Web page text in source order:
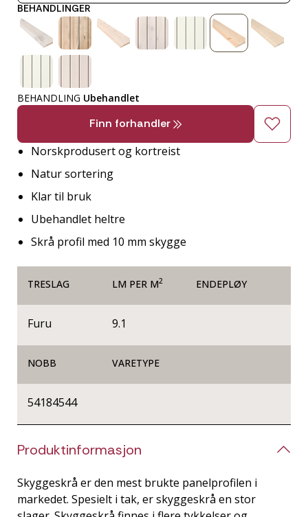
BEHANDLINGER
BEHANDLING Ubehandlet
Finn forhandler
Norskprodusert og kortreist
Natur sortering
Klar til bruk
Ubehandlet heltre
Skrå profil med 10 mm skygge
TRESLAG LM PER M2 ENDEPLØY
Furu 9.1
NOBB VARETYPE
54184544
Produktinformasjon
Skyggeskrå er den mest brukte panelprofilen i
markedet. Spesielt i tak, er skyggeskrå en stor